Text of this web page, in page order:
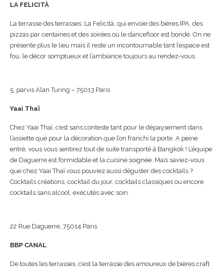
LA FELICITÀ
La terrasse des terrasses: La Felicità, qui envoie des bières IPA, des
pizzas par centaines et des soirées où le dancefloor est bondé. On ne
présente plus le lieu mais il reste un incontournable tant l’espace est
fou, le décor somptueux et l’ambiance toujours au rendez-vous.
5, parvis Alan Turing – 75013 Paris
Yaai Thaï
Chez Yaai Thaï, c’est sans conteste tant pour le dépaysement dans
l’assiette que pour la décoration que l’on franchi la porte. A peine
entré, vous vous sentirez tout de suite transporté à Bangkok ! L’équipe
de Daguerre est formidable et la cuisine soignée. Mais saviez-vous
que chez Yaai Thaï vous pouviez aussi déguster des cocktails ?
Cocktails créations, cocktail du jour, cocktails classiques ou encore
cocktails sans alcool, exécutés avec soin.
22 Rue Daguerre, 75014 Paris
BBP CANAL
De toutes les terrasses, c’est la terrasse des amoureux de bières craft